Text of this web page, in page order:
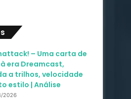
– Uma carta de
era Dreamcast,
a trilhos, velocidade
estilo | Análise
2026